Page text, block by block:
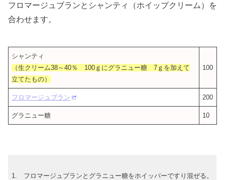
フロマージュブランとシャンティ（ホイップクリーム）を
合わせます。
シャンティ
（生クリーム38～40％ 100ｇにグラニュー糖 7ｇを加えて
立てたもの）
100
フロマージュブラン 200
グラニュー糖 10
1. フロマージュブランとグラニュー糖をホイッパーですり混ぜる。